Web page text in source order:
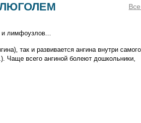
и лимфоузлов...
так и развивается ангина внутри самого
Чаще всего ангиной болеют дошкольники,